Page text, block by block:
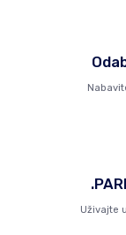
Uživajte